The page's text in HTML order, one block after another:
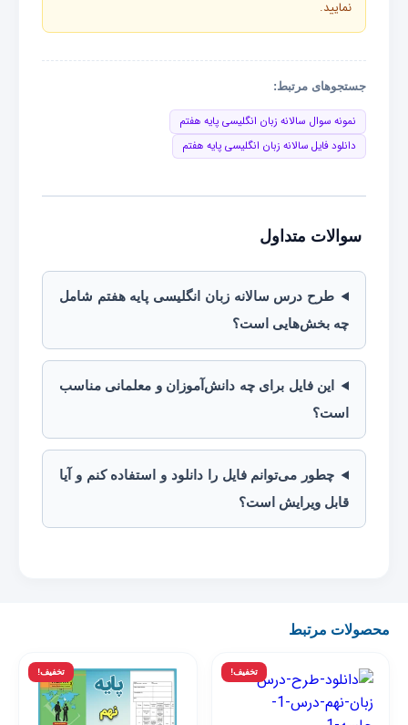
نمایید.
جستجوهای مرتبط:
نمونه سوال سالانه زبان انگلیسی پایه هفتم
دانلود فایل سالانه زبان انگلیسی پایه هفتم
سوالات متداول
طرح درس سالانه زبان انگلیسی پایه هفتم شامل
چه بخش‌هایی است؟
این فایل برای چه دانش‌آموزان و معلمانی مناسب
است؟
چطور می‌توانم فایل را دانلود و استفاده کنم و آیا
قابل ویرایش است؟
محصولات مرتبط
تخفیف! تخفیف!